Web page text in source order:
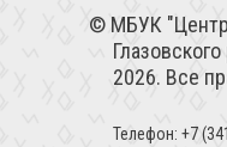
МБУК
2026. Все
Телефон: +7